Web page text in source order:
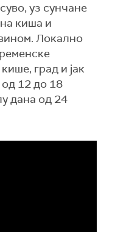
уз сунчане
киша и
Локално
град и јак
од 12 до 18
дана од 24